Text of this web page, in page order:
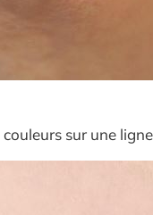
sur une